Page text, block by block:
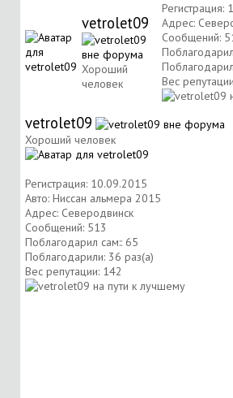
vetrolet09
Хороший
человек
Регистрация:
Адрес:
Сообщений:
Вес
vetrolet09
Хороший человек
Регистрация: 10.09.2015
Авто: Ниссан альмера 2015
Адрес: Северодвинск
Сообщений: 513
Поблагодарил сам:: 65
Поблагодарили: 36 раз(а)
Вес репутации: 142